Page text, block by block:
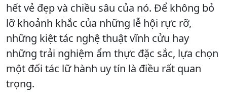
hết vẻ đẹp và chiều sâu của nó. Để không bỏ
lỡ khoảnh khắc của những lễ hội rực rỡ,
những kiệt tác nghệ thuật vĩnh cửu hay
những trải nghiệm ẩm thực đặc sắc, lựa chọn
một đối tác lữ hành uy tín là điều rất quan
trọng.